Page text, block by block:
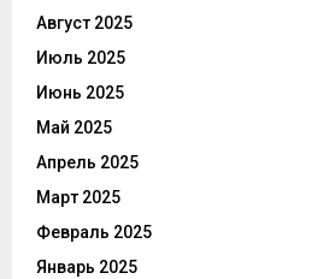
Август 2025
Июль 2025
Июнь 2025
Май 2025
Апрель 2025
Март 2025
Февраль 2025
Январь 2025